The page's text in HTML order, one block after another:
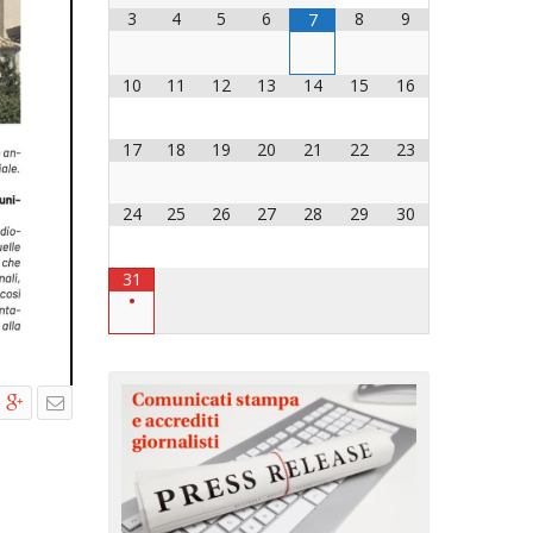
DIOCESANA
3 4 5 6 7 8 9
10 11 12 13 14 15 16
17 18 19 20 21 22 23
24 25 26 27 28 29 30
31
•